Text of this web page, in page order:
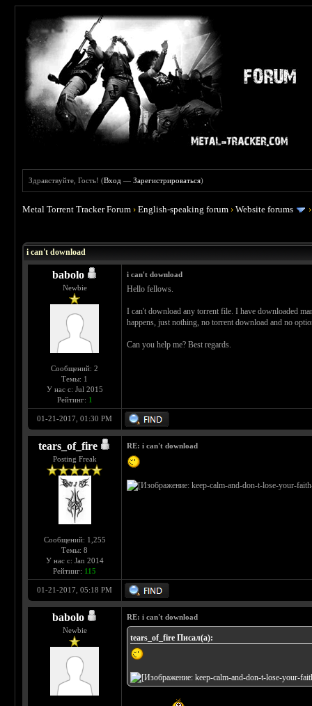
Здравствуйте, Гость! (Вход —Зарегистрироваться)
Metal Torrent Tracker Forum ›English-speaking forum ›Website forums
i can't download
babolo
Newbie
Сообщений: 2
Темы: 1
У нас с: Jul 2015
Рейтинг: 1
i can't download
Hello fellows.
I can't download any torrent file. I have downloaded
happens, just nothing, no torrent download and no
Can you help me? Best regards.
01-21-2017, 01:30 PM
tears_of_fire
Posting Freak
Сообщений: 1,255
Темы: 8
У нас с: Jan 2014
Рейтинг: 115
RE: i can't download
01-21-2017, 05:18 PM
babolo
Newbie
RE: i can't download
tears_of_fire Писал(а):